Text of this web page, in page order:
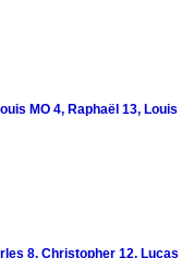
MO 4, Raphaël 13,
8, Christopher 12,